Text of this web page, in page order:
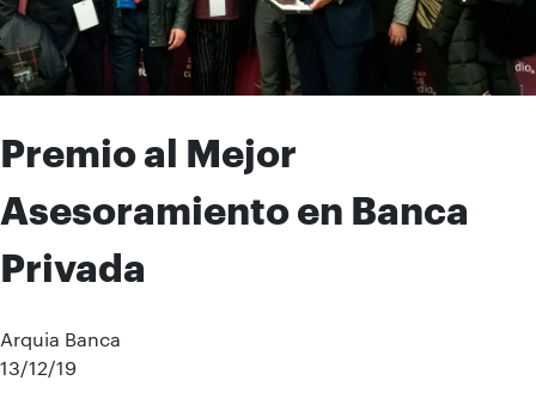
Premio al Mejor
Asesoramiento en Banca
Privada
Arquia Banca
13/12/19